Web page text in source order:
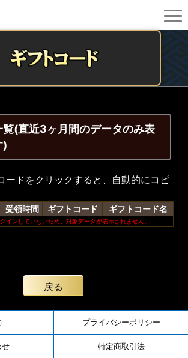
覧(直近3ヶ月間のデータのみ表
)
ードをクリックすると、自動的にコピ
受領時間 ギフトコード ギフトコード名
インしていないため、対象データが表示されません。
戻る
プライバシーポリシー
せ 特定商取引法